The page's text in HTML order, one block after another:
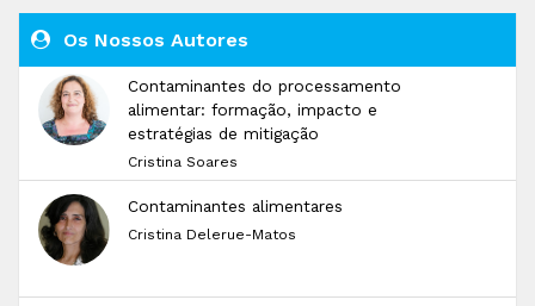
Os Nossos Autores
Contaminantes do processamento
alimentar: formação, impacto e
estratégias de mitigação
Cristina Soares
Contaminantes alimentares
Cristina Delerue-Matos